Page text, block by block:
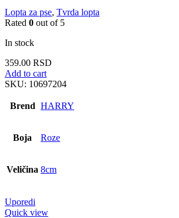
Lopta za pse, Tvrda lopta
Rated 0 out of 5
In stock
359.00 RSD
Add to cart
SKU: 10697204
Brend HARRY
Boja Roze
Veličina 8cm
Uporedi
Quick view